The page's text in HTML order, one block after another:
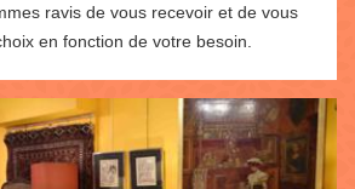
ravis de vous recevoir et de vous
en fonction de votre besoin.